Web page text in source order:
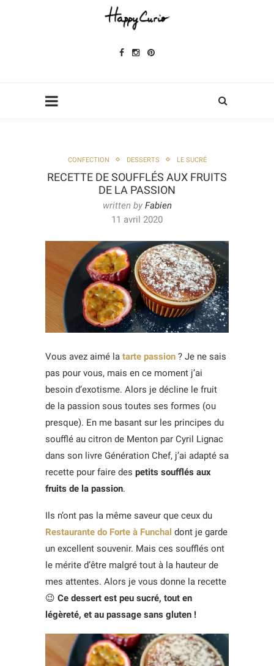
CONFECTION DESSERTS LE SUCRÉ
RECETTE DE SOUFFLÉS AUX FRUITS
DE LA PASSION
written by Fabien
11 avril 2020
Vous avez aimé la tarte passion ? Je ne sais
pas pour vous, mais en ce moment j’ai
besoin d’exotisme. Alors je décline le fruit
de la passion sous toutes ses formes (ou
presque). En me basant sur les principes du
soufflé au citron de Menton par Cyril Lignac
dans son livre Génération Chef, j’ai adapté sa
recette pour faire des petits soufflés aux
fruits de la passion.
Ils n’ont pas la même saveur que ceux du
Restaurante do Forte à Funchal dont je garde
un excellent souvenir. Mais ces soufflés ont
le mérite d’être malgré tout à la hauteur de
mes attentes. Alors je vous donne la recette
😉 Ce dessert est peu sucré, tout en
légèreté, et au passage sans gluten !